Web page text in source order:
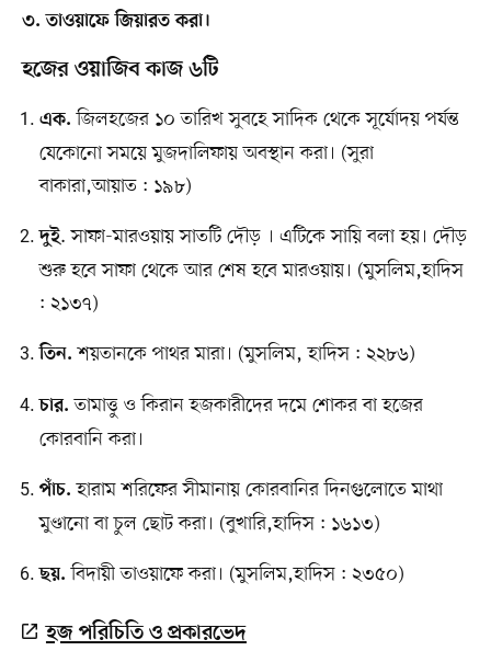
৩. তাওয়াফে জিয়ারত করা।
হজের ওয়াজিব কাজ ৬টি
এক. জিলহজের ১০ তারিখ সুবহে সাদিক থেকে সূর্যোদয় পর্যন্ত
যেকোনো সময়ে মুজদালিফায় অবস্থান করা। (সুরা
বাকারা,আয়াত : ১৯৮)
দুই. সাফা-মারওয়ায় সাতটি দৌড় । এটিকে সায়ি বলা হয়। দৌড়
শুরু হবে সাফা থেকে আর শেষ হবে মারওয়ায়। (মুসলিম,হাদিস
: ২১৩৭)
তিন. শয়তানকে পাথর মারা। (মুসলিম, হাদিস : ২২৮৬)
চার. তামাত্তু ও কিরান হজকারীদের দমে শোকর বা হজের
কোরবানি করা।
পাঁচ. হারাম শরিফের সীমানায় কোরবানির দিনগুলোতে মাথা
মুণ্ডানো বা চুল ছোট করা। (বুখারি,হাদিস : ১৬১৩)
ছয়. বিদায়ী তাওয়াফে করা। (মুসলিম,হাদিস : ২৩৫০)
হজ পরিচিতি ও প্রকারভেদ